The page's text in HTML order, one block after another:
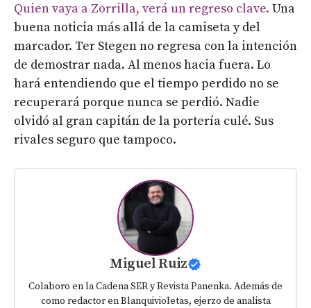
Quien vaya a Zorrilla, verá un regreso clave. Una
buena noticia más allá de la camiseta y del
marcador. Ter Stegen no regresa con la intención
de demostrar nada. Al menos hacia fuera. Lo
hará entendiendo que el tiempo perdido no se
recuperará porque nunca se perdió. Nadie
olvidó al gran capitán de la portería culé. Sus
rivales seguro que tampoco.
Miguel Ruiz
Colaboro en la Cadena SER y Revista Panenka. Además de
como redactor en Blanquivioletas, ejerzo de analista